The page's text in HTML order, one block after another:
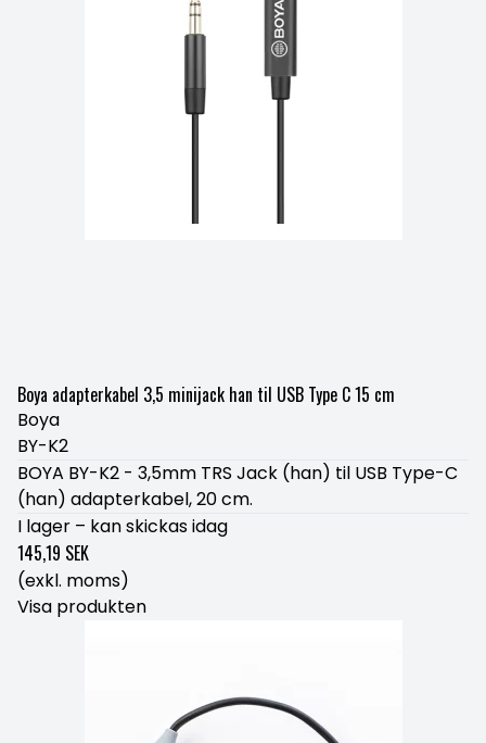
Boya adapterkabel 3,5 minijack han til USB Type C 15 cm
Boya
BY-K2
BOYA BY-K2 - 3,5mm TRS Jack (han) til USB Type-C
(han) adapterkabel, 20 cm.
I lager – kan skickas idag
145,19 SEK
(exkl. moms)
Visa produkten